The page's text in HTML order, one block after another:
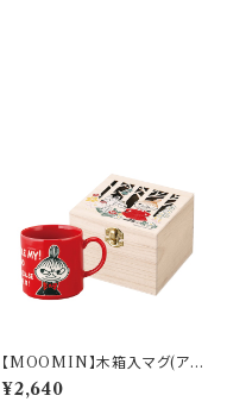
【MOOMIN】木箱入マグ(アイ
ムリトルミイ)【MM16000】M
M16001-11H
¥2,640